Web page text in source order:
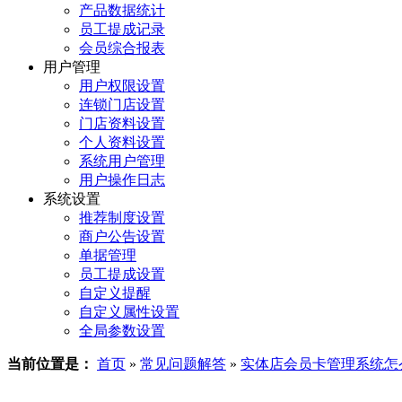
产品数据统计
员工提成记录
会员综合报表
用户管理
用户权限设置
连锁门店设置
门店资料设置
个人资料设置
系统用户管理
用户操作日志
系统设置
推荐制度设置
商户公告设置
单据管理
员工提成设置
自定义提醒
自定义属性设置
全局参数设置
当前位置是： 首页 » 常见问题解答 » 实体店会员卡管理系统怎